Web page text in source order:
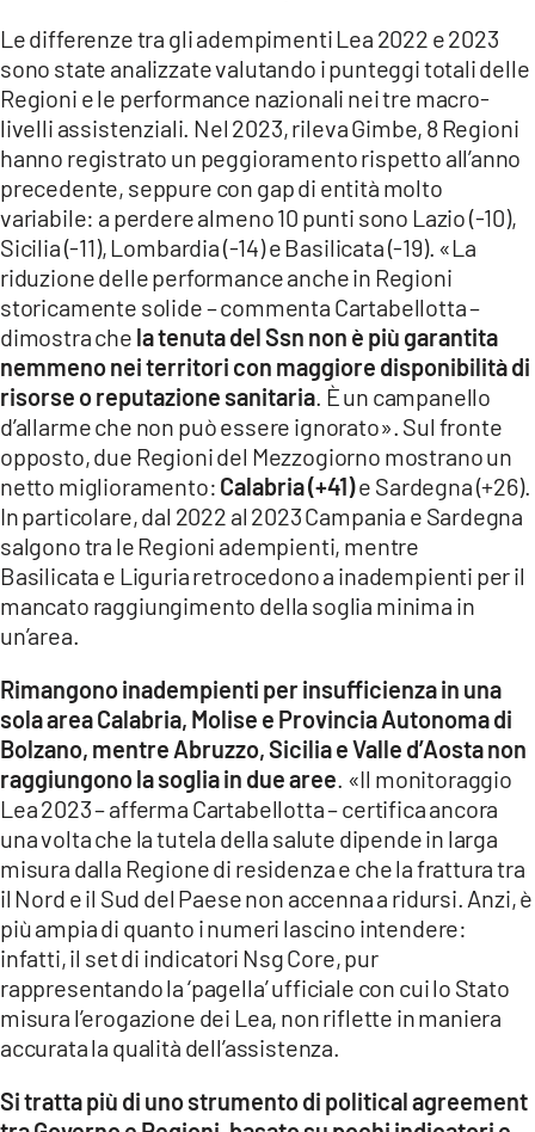
Le differenze tra gli adempimenti Lea 2022 e 2023
sono state analizzate valutando i punteggi totali delle
Regioni e le performance nazionali nei tre macro-
livelli assistenziali. Nel 2023, rileva Gimbe, 8 Regioni
hanno registrato un peggioramento rispetto all’anno
precedente, seppure con gap di entità molto
variabile: a perdere almeno 10 punti sono Lazio (-10),
Sicilia (-11), Lombardia (-14) e Basilicata (-19). «La
riduzione delle performance anche in Regioni
storicamente solide – commenta Cartabellotta –
dimostra che la tenuta del Ssn non è più garantita
nemmeno nei territori con maggiore disponibilità di
risorse o reputazione sanitaria . È un campanello
d’allarme che non può essere ignorato». Sul fronte
opposto, due Regioni del Mezzogiorno mostrano un
netto miglioramento: Calabria (+41)e Sardegna (+26).
In particolare, dal 2022 al 2023 Campania e Sardegna
salgono tra le Regioni adempienti, mentre
Basilicata e Liguria retrocedono a inadempienti per il
mancato raggiungimento della soglia minima in
un’area.
Rimangono inadempienti per insufficienza in una
sola area Calabria, Molise e Provincia Autonoma di
Bolzano, mentre Abruzzo, Sicilia e Valle d’Aosta non
raggiungono la soglia in due aree . «Il monitoraggio
Lea 2023 – afferma Cartabellotta – certifica ancora
una volta che la tutela della salute dipende in larga
misura dalla Regione di residenza e che la frattura tra
il Nord e il Sud del Paese non accenna a ridursi. Anzi, è
più ampia di quanto i numeri lascino intendere:
infatti, il set di indicatori Nsg Core, pur
rappresentando la ‘pagella’ ufficiale con cui lo Stato
misura l’erogazione dei Lea, non riflette in maniera
accurata la qualità dell’assistenza.
Si tratta più di uno strumento di political agreement